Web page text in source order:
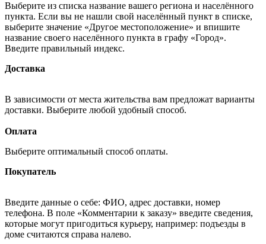
Выберите из списка название вашего региона и населённого
пункта. Если вы не нашли свой населённый пункт в списке,
выберите значение «Другое местоположение» и впишите
название своего населённого пункта в графу «Город».
Введите правильный индекс.
Доставка
В зависимости от места жительства вам предложат варианты
доставки. Выберите любой удобный способ.
Оплата
Выберите оптимальный способ оплаты.
Покупатель
Введите данные о себе: ФИО, адрес доставки, номер
телефона. В поле «Комментарии к заказу» введите сведения,
которые могут пригодиться курьеру, например: подъезды в
доме считаются справа налево.